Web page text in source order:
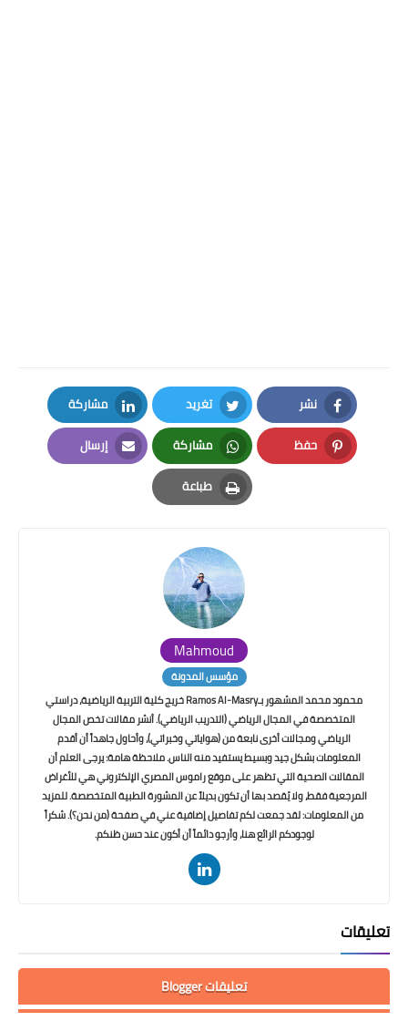
نشر
Facebook
تغريد
Twitter
مشاركة
LinkedIn
حفظ
Pinterest
مشاركة
Whatsapp
إرسال
Email
طباعة
Print
Mahmoud
مؤسس المدونة
محمود محمد المشهور بـRamos Al-Masry خريج كلية التربية الرياضية، دراستي
المتخصصة في المجال الرياضي (التدريب الرياضي). أنشر مقالات تخص المجال
الرياضي ومجالات أخرى نابعة من (هواياتي وخبراتي)، وأحاول جاهداً أن أقدم
المعلومات بشكل جيد وبسيط يستفيد منه الناس. ملاحظة هامة: يرجى العلم أن
المقالات الصحية التي تظهر على موقع راموس المصري الإلكتروني هي للأغراض
المرجعية فقط، ولا يُقصد بها أن تكون بديلاً عن المشورة الطبية المتخصصة. للمزيد
من المعلومات: لقد جمعت لكم تفاصيل إضافية عني في صفحة (من نحن؟). شكراً
لوجودكم الرائع هنا، وأرجو دائماً أن أكون عند حسن ظنكم.
تعليقات
تعليقات Blogger